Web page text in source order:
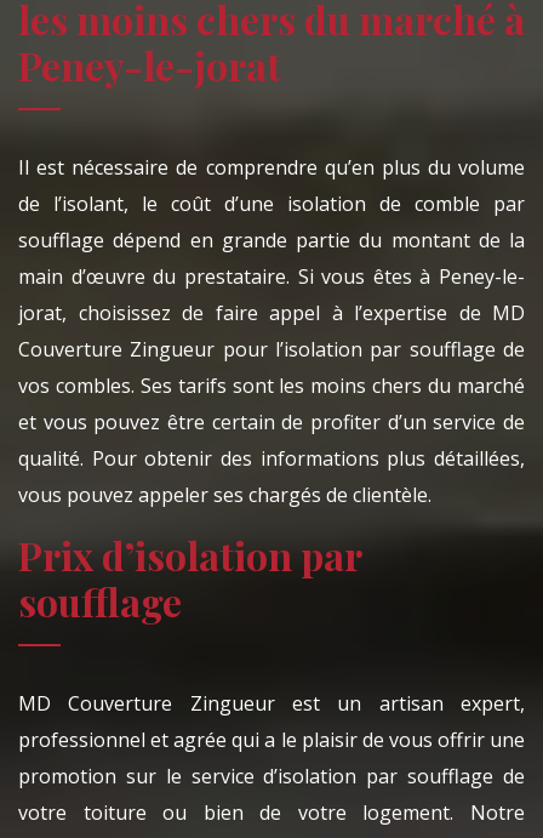
les moins chers du marché à
Peney-le-jorat
Il est nécessaire de comprendre qu’en plus du volume
de l’isolant, le coût d’une isolation de comble par
soufflage dépend en grande partie du montant de la
main d’œuvre du prestataire. Si vous êtes à Peney-le-
jorat, choisissez de faire appel à l’expertise de MD
Couverture Zingueur pour l’isolation par soufflage de
vos combles. Ses tarifs sont les moins chers du marché
et vous pouvez être certain de profiter d’un service de
qualité. Pour obtenir des informations plus détaillées,
vous pouvez appeler ses chargés de clientèle.
Prix d’isolation par
soufflage
MD Couverture Zingueur est un artisan expert,
professionnel et agrée qui a le plaisir de vous offrir une
promotion sur le service d’isolation par soufflage de
votre toiture ou bien de votre logement. Notre